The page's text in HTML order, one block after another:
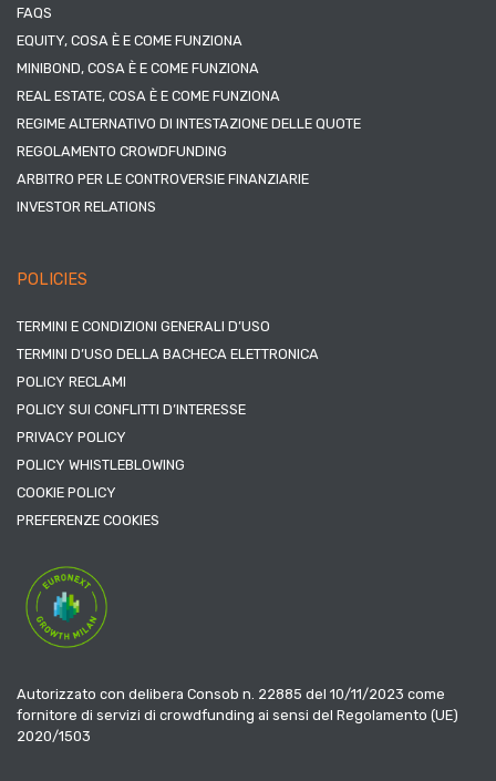
FAQS
EQUITY, COSA È E COME FUNZIONA
MINIBOND, COSA È E COME FUNZIONA
REAL ESTATE, COSA È E COME FUNZIONA
REGIME ALTERNATIVO DI INTESTAZIONE DELLE QUOTE
REGOLAMENTO CROWDFUNDING
ARBITRO PER LE CONTROVERSIE FINANZIARIE
INVESTOR RELATIONS
POLICIES
TERMINI E CONDIZIONI GENERALI D’USO
TERMINI D’USO DELLA BACHECA ELETTRONICA
POLICY RECLAMI
POLICY SUI CONFLITTI D’INTERESSE
PRIVACY POLICY
POLICY WHISTLEBLOWING
COOKIE POLICY
PREFERENZE COOKIES
Autorizzato con delibera Consob n. 22885 del 10/11/2023 come
fornitore di servizi di crowdfunding ai sensi del Regolamento (UE)
2020/1503